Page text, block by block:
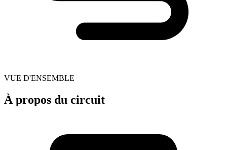
VUE D'ENSEMBLE
À propos du circuit